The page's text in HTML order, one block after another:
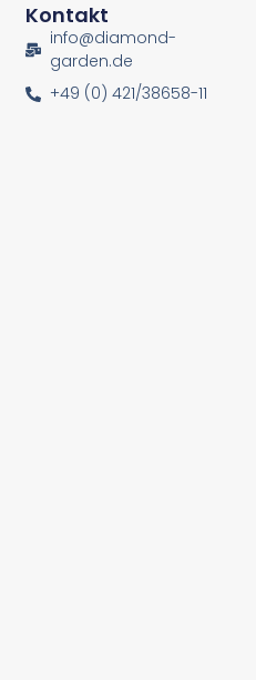
Kontakt
info@diamond-
garden.de
+49 (0) 421/38658-11